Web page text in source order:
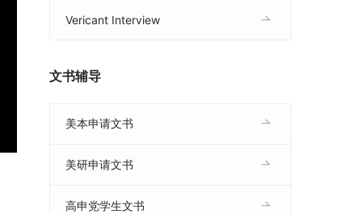
Vericant Interview
文书辅导
美本申请文书
美研申请文书
高申党学生文书